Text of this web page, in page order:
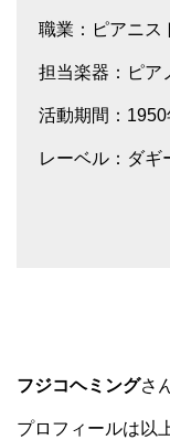
職業：ピアニス
担当楽器：ピア
活動期間：1950
レーベル：ダギ
フジコヘミングさ
プロフィールは以